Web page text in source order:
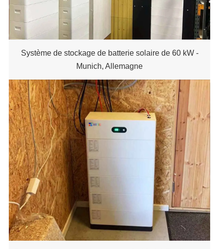
Système de stockage de batterie solaire de 60 kW -
Munich, Allemagne